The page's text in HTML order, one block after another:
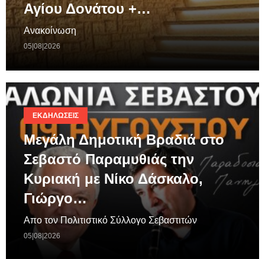
Αγίου Δονάτου +…
Ανακοίνωση
05|08|2026
ΕΚΔΗΛΏΣΕΙΣ
Μεγάλη Δημοτική Βραδιά στο
Σεβαστό Παραμυθιάς την
Κυριακή με Νίκο Δάσκαλο,
Γιώργο…
Απο τον Πολιτιστικό Σύλλογο Σεβαστιτών
05|08|2026